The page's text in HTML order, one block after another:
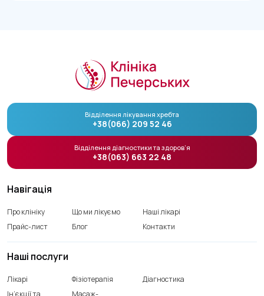
Навігація
Про клініку Що ми лікуємо
Наші лікарі
Прайс-лист
Блог Контакти
Наші послуги
Лікарі Фізіотерапія
Діагностика
Ін’єкції та
Масаж-
Відділення лікування хребта
+38(066) 209 52 46
Відділення діагностики та здоров’я
+38(063) 663 22 48